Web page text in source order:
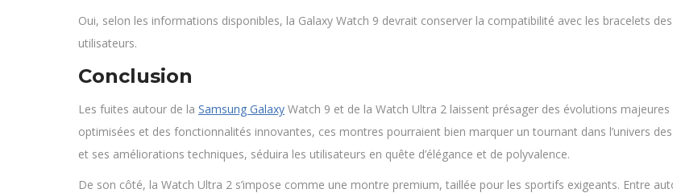
Oui, selon les informations disponibles, la Galaxy Watch 9 devrait conserver la compatibilité avec les bracelets
utilisateurs.
Conclusion
Les fuites autour de la Samsung Galaxy Watch 9 et de la Watch Ultra 2 laissent présager des évolutions
optimisées et des fonctionnalités innovantes, ces montres pourraient bien marquer un tournant dans l’univers
et ses améliorations techniques, séduira les utilisateurs en quête d’élégance et de polyvalence.
De son côté, la Watch Ultra 2 s’impose comme une montre premium, taillée pour les sportifs exigeants. Entre